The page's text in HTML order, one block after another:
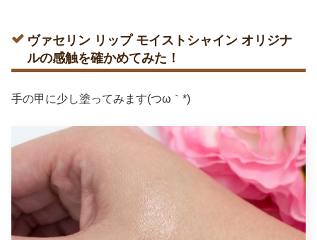
ヴァセリン リップ モイストシャイン オリジナ
ルの感触を確かめてみた！
手の甲に少し塗ってみます(つω｀*)